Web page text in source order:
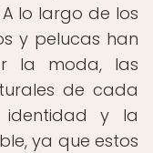
lo largo de los
y pelucas han
la moda, las
de cada
y la
ya que estos